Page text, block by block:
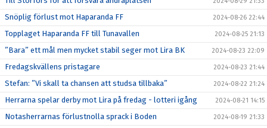
Snöplig förlust mot Haparanda FF 2024-08-26 22:44
Topplaget Haparanda FF till Tunavallen 2024-08-25 21:13
”Bara” ett mål men mycket stabil seger mot Lira BK 2024-08-23 22:09
Fredagskvällens pristagare 2024-08-23 21:44
Stefan: ”Vi skall ta chansen att studsa tillbaka” 2024-08-22 21:24
Herrarna spelar derby mot Lira på fredag - lotteri igång 2024-08-21 14:15
Notasherrarnas förlustnolla sprack i Boden 2024-08-19 21:33